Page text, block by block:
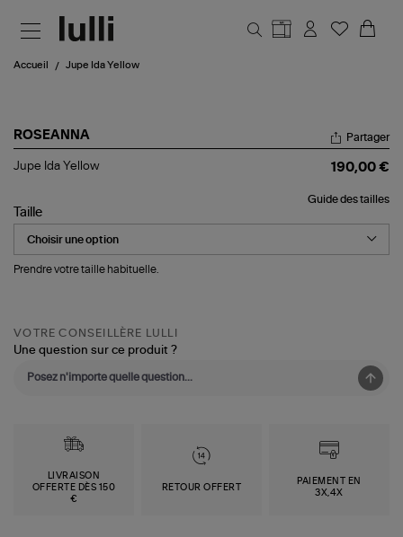
Accueil Jupe Ida Yellow
ROSEANNA
Jupe
Partager
Jupe Ida Yellow 190,00 €
Guide des tailles
Taille
Prendre votre taille habituelle.
VOTRE CONSEILLÈRE LULLI
Une question sur ce produit ?
LIVRAISON
OFFERTE DÈS 150
€
RETOUR OFFERT
PAIEMENT EN
3X,4X